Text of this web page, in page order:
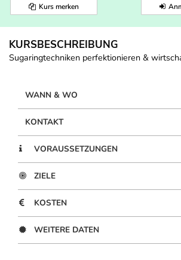
Kurs merken
KURSBESCHREIBUNG
Sugaringtechniken perfektionieren &
WANN & WO
KONTAKT
VORAUSSETZUNGEN
ZIELE
KOSTEN
WEITERE DATEN